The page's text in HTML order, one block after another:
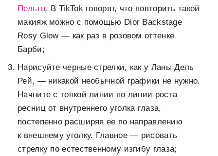
Пельтц. В TikTok говорят, что повторить такой
макияж можно с помощью Dior Backstage
Rosy Glow — как раз в розовом оттенке
Барби;
Нарисуйте черные стрелки, как у Ланы Дель
Рей, — никакой необычной графики не нужно.
Начните с тонкой линии по линии роста
ресниц от внутреннего уголка глаза,
постепенно расширяя ее по направлению
к внешнему уголку. Главное — рисовать
стрелку по естественному изгибу глаза;